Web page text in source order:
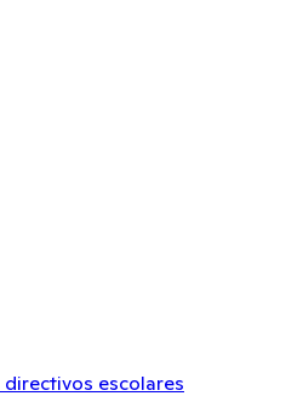
directivos escolares